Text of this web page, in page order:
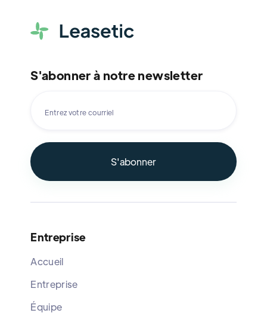
S'abonner à notre newsletter
Entreprise
Accueil
Entreprise
Équipe